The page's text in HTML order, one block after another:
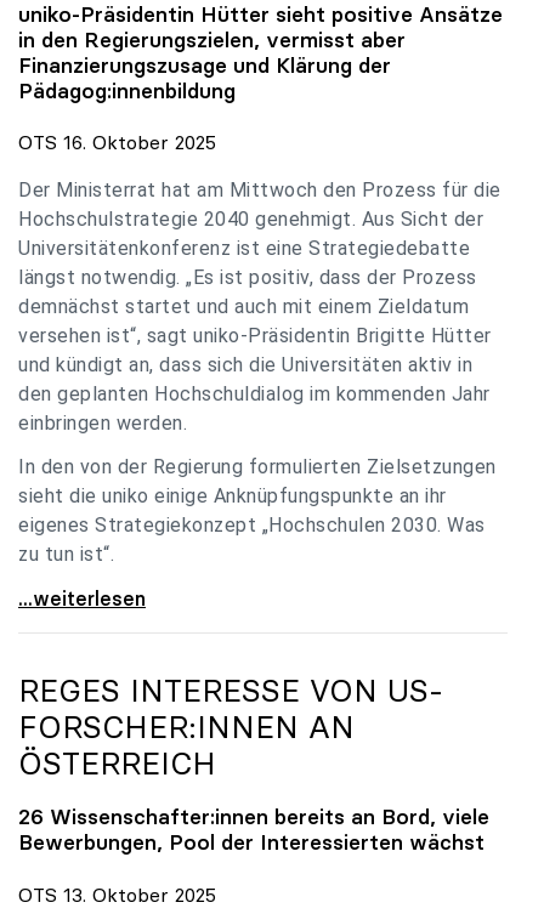
uniko-Präsidentin Hütter sieht positive Ansätze
in den Regierungszielen, vermisst aber
Finanzierungszusage und Klärung der
Pädagog:innenbildung
OTS 16. Oktober 2025
Der Ministerrat hat am Mittwoch den Prozess für die
Hochschulstrategie 2040 genehmigt. Aus Sicht der
Universitätenkonferenz ist eine Strategiedebatte
längst notwendig. „Es ist positiv, dass der Prozess
demnächst startet und auch mit einem Zieldatum
versehen ist“, sagt uniko-Präsidentin Brigitte Hütter
und kündigt an, dass sich die Universitäten aktiv in
den geplanten Hochschuldialog im kommenden Jahr
einbringen werden.
In den von der Regierung formulierten Zielsetzungen
sieht die uniko einige Anknüpfungspunkte an ihr
eigenes Strategiekonzept „Hochschulen 2030. Was
zu tun ist“.
Universitäten: Hochschulstrategie 2040 muss eine
...weiterlesen
REGES INTERESSE VON US-
FORSCHER:INNEN AN
ÖSTERREICH
26 Wissenschafter:innen bereits an Bord, viele
Bewerbungen, Pool der Interessierten wächst
OTS 13. Oktober 2025